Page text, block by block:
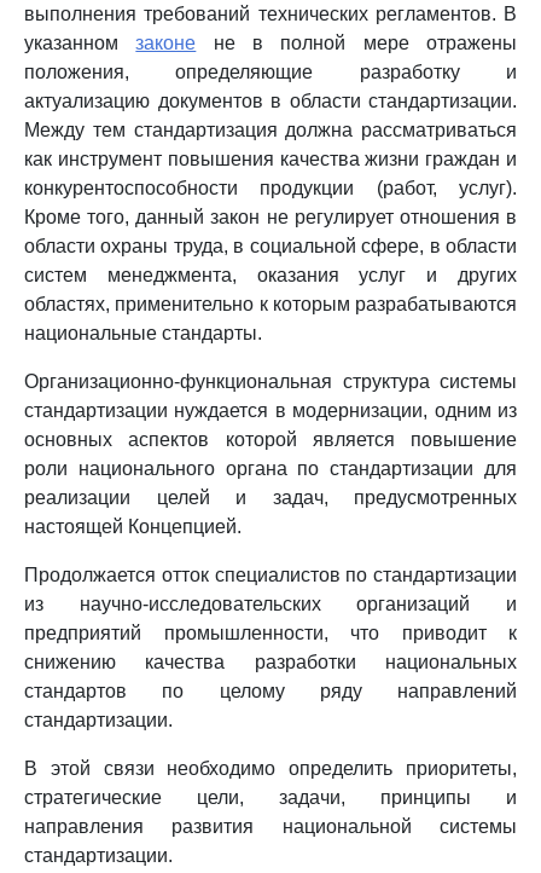
выполнения требований технических регламентов. В
указанномзаконе не в полной мере отражены
положения, определяющие разработку и
актуализацию документов в области стандартизации.
Между тем стандартизация должна рассматриваться
как инструмент повышения качества жизни граждан и
конкурентоспособности продукции (работ, услуг).
Кроме того, данный закон не регулирует отношения в
области охраны труда, в социальной сфере, в области
систем менеджмента, оказания услуг и других
областях, применительно к которым разрабатываются
национальные стандарты.
Организационно-функциональная структура системы
стандартизации нуждается в модернизации, одним из
основных аспектов которой является повышение
роли национального органа по стандартизации для
реализации целей и задач, предусмотренных
настоящей Концепцией.
Продолжается отток специалистов по стандартизации
из научно-исследовательских организаций и
предприятий промышленности, что приводит к
снижению качества разработки национальных
стандартов по целому ряду направлений
стандартизации.
В этой связи необходимо определить приоритеты,
стратегические цели, задачи, принципы и
направления развития национальной системы
стандартизации.